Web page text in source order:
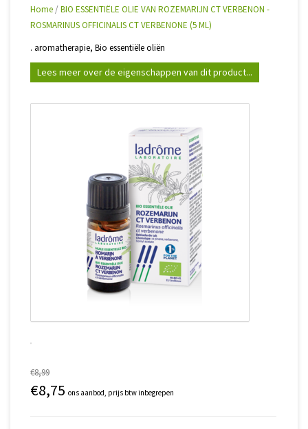
Home /BIO ESSENTIËLE OLIE VAN ROZEMARIJN CT VERBENON -
ROSMARINUS OFFICINALIS CT VERBENONE (5 ML)
. aromatherapie, Bio essentiële oliën
Lees meer over de eigenschappen van dit product...
€8,99
€8,75 ons aanbod, prijs btw inbegrepen